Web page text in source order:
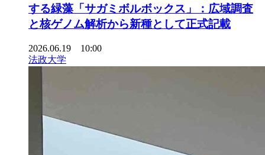
する緑藻「サガミボルボックス」：広域調査
と核ゲノム解析から新種として正式記載
2026.06.19 10:00
法政大学